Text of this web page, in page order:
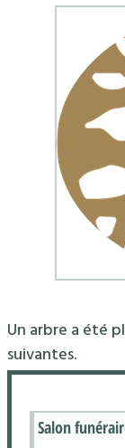
Un arbre a été
suivantes.
Salon